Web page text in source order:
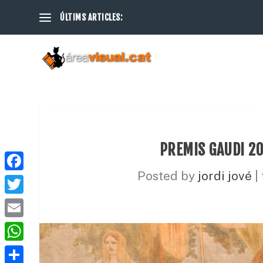
ÚLTIMS ARTICLES:
PREMIS GAUDI
Posted by jordi jové
F
a
c
e
b
T
w
i
t
E
m
W